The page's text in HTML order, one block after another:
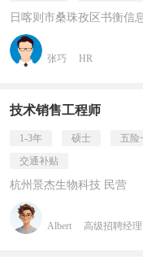
日喀则市桑珠孜区书衡信
张巧 HR
技术销售工程师
1-3年 硕士 五险
交通补贴
杭州景杰生物科技 民营
Albert 高级招聘经理